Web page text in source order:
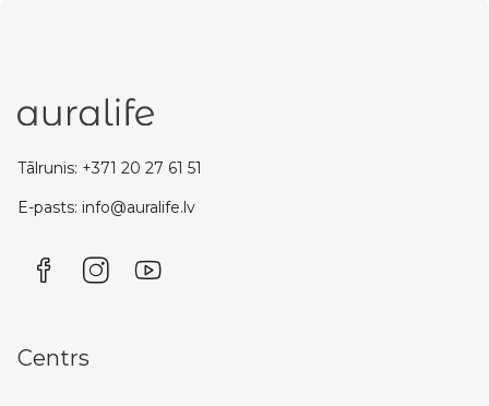
Tālrunis: +371 20 27 61 51
E-pasts: info@auralife.lv
Centrs